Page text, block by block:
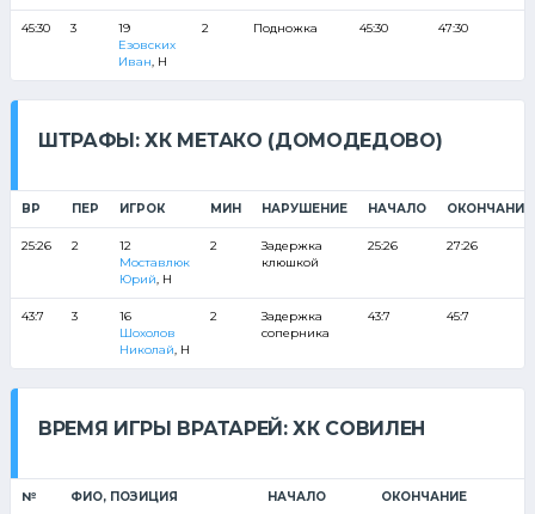
45:30 3
19
Езовских
Иван, Н
2 Подножка 45:30 47:30
ШТРАФЫ: ХК МЕТАКО (ДОМОДЕДОВО)
ВР ПЕР ИГРОК МИН НАРУШЕНИЕ НАЧАЛО ОКОНЧАНИЕ
25:26 2
12
Моставлюк
Юрий, Н
2
Задержка
клюшкой
25:26 27:26
43:7 3
16
Шохолов
Николай, Н
2
Задержка
соперника
43:7 45:7
ВРЕМЯ ИГРЫ ВРАТАРЕЙ: ХК СОВИЛЕН
№ ФИО, ПОЗИЦИЯ НАЧАЛО ОКОНЧАНИЕ